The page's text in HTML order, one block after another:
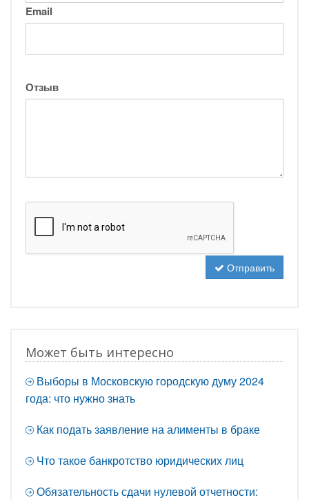
Email
Отзыв
Отправить
Может быть интересно
Выборы в Московскую городскую думу 2024
года: что нужно знать
Как подать заявление на алименты в браке
Что такое банкротство юридических лиц
Обязательность сдачи нулевой отчетности: